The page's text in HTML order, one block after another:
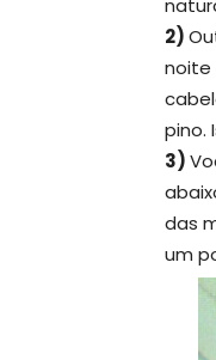
2)
noite
pino.
3)
das
um